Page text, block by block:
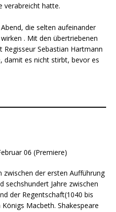
verabreicht hatte.
die selten aufeinander
. Mit den übertriebenen
Sebastian Hartmann
damit es nicht stirbt, bevor es
06 (Premiere)
zwischen der ersten Aufführung
sechshundert Jahre zwischen
der Regentschaft(1040 bis
Macbeth. Shakespeare